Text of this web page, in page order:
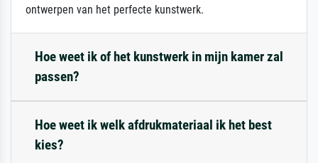
ontwerpen van het perfecte kunstwerk.
Hoe weet ik of het kunstwerk in mijn kamer zal
passen?
Hoe weet ik welk afdrukmateriaal ik het best
kies?